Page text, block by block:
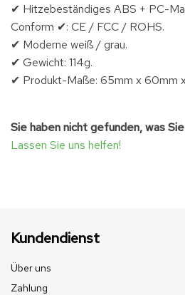
✔ Hitzebeständiges ABS + PC-
Conform ✔: CE / FCC / ROHS.
✔ Moderne weiß / grau.
✔ Gewicht: 114g.
✔ Produkt-Maße: 65mm x 60mm
Sie haben nicht gefunden, was
Lassen Sie uns helfen!
Kundendienst
Über uns
Zahlung